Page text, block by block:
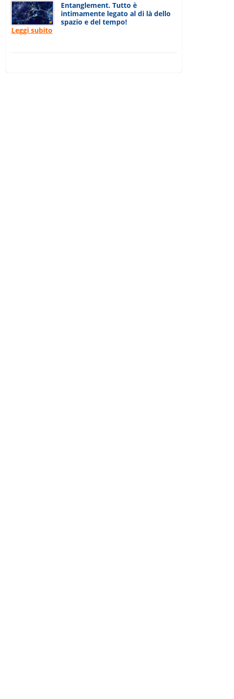
Entanglement. Tutto è
intimamente legato al di là dello
spazio e del tempo!
Leggi subito